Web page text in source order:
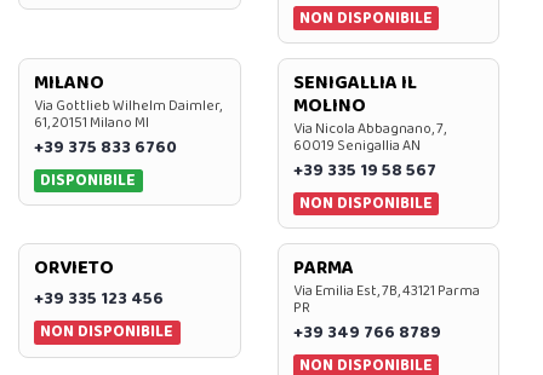
NON DISPONIBILE
MILANO
Via Gottlieb Wilhelm Daimler,
61, 20151 Milano MI
+39 375 833 6760
DISPONIBILE
SENIGALLIA IL
MOLINO
Via Nicola Abbagnano, 7,
60019 Senigallia AN
+39 335 19 58 567
NON DISPONIBILE
ORVIETO
+39 335 123 456
NON DISPONIBILE
PARMA
Via Emilia Est, 7B, 43121 Parma
PR
+39 349 766 8789
NON DISPONIBILE